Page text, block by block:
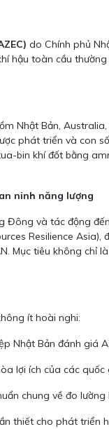
do Chính phủ
hậu toàn cầu
Nhật Bản,
phát triển và con
bin khí đốt bằng
ninh năng lượng
Đông và tác động
Resilience
Mục tiêu không
ít hoài nghi:
Nhật Bản đánh giá
lợi ích của các
chung về đo
thiết cho phát triển